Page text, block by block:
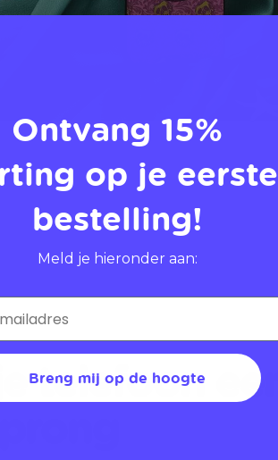
telefoon een
Ontvang 15%
op je eerste
bestelling!
Meld je hieronder aan:
Breng mij op de hoogte